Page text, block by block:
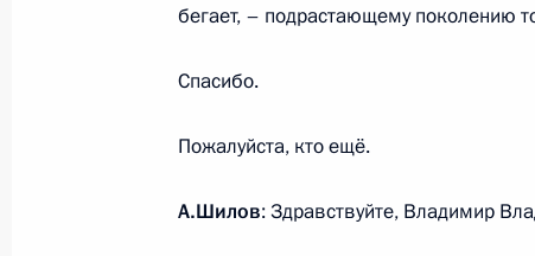
Арктической зоны
Встреча с получателями
11 декабря 2023 года, 17:10 Архангельск
бегает, – подрастающему поколению
Спасибо.
Пожалуйста, кто ещё.
А.Шилов: Здравствуйте, Владимир